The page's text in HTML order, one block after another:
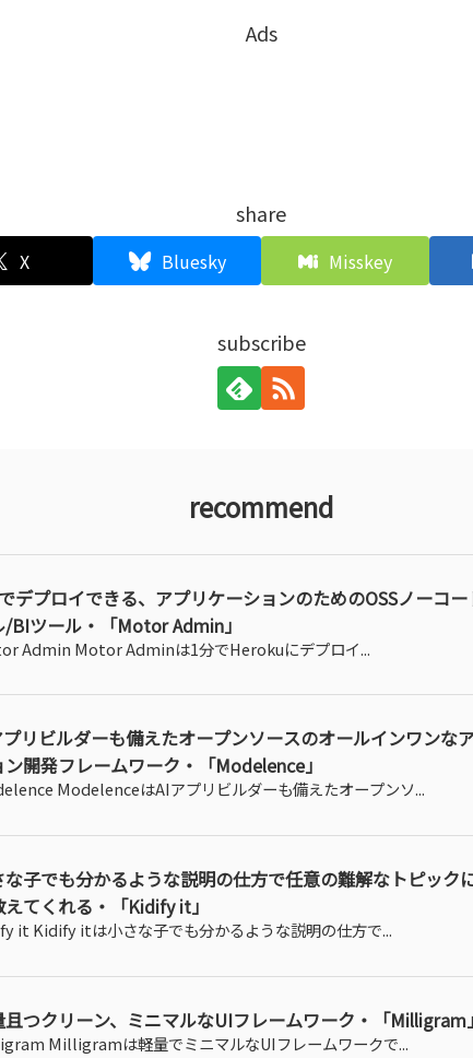
Ads
share
X Bluesky Misskey
subscribe
recommend
デプロイできる、アプリケーションのためのOSSノーコ
/BIツール・「Motor Admin」
Admin Motor Adminは1分でHerokuにデプロイ...
リビルダーも備えたオープンソースのオールインワンな
ン開発フレームワーク・「Modelence」
ModelenceはAIアプリビルダーも備えたオープンソ...
な子でも分かるような説明の仕方で任意の難解なトピック
えてくれる・「Kidify it」
it Kidify itは小さな子でも分かるような説明の仕方で...
且つクリーン、ミニマルなUIフレームワーク・「Milligram
Milligramは軽量でミニマルなUIフレームワークで...